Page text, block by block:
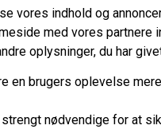
vores indhold og
med vores partnere
oplysninger, du har
en brugers oplevelse
nødvendige for at